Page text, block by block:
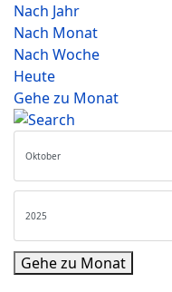
Nach Jahr
Nach Monat
Nach Woche
Heute
Gehe zu Monat
Gehe zu Monat